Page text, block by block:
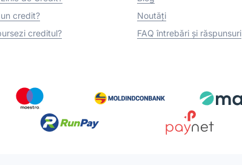
credit?
creditul?
Noutăți
FAQ întrebări și răspunsuri